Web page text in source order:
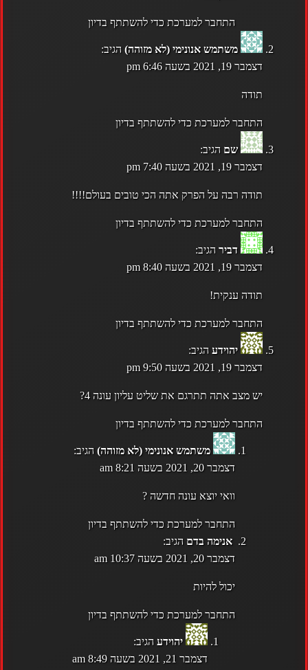
התחבר למערכת כדי להשתתף בדיון
משתמש אנונימי (לא מזוהה) הגיב:
דצמבר 19, 2021 בשעה 6:46 pm
תודה
התחבר למערכת כדי להשתתף בדיון
שם הגיב:
דצמבר 19, 2021 בשעה 7:40 pm
תודה רבה על הפרק אתה הכי טובים בעולם!!!!
התחבר למערכת כדי להשתתף בדיון
דביר הגיב:
דצמבר 19, 2021 בשעה 8:40 pm
תודה ענקית!
התחבר למערכת כדי להשתתף בדיון
יהוידע הגיב:
דצמבר 19, 2021 בשעה 9:50 pm
יש מצב אתה תתרגם את שליט עליון עונה 4?
התחבר למערכת כדי להשתתף בדיון
משתמש אנונימי (לא מזוהה) הגיב:
דצמבר 20, 2021 בשעה 8:21 am
וואי יוצא עונה חדשה ?
התחבר למערכת כדי להשתתף בדיון
אנימה בדם הגיב:
דצמבר 20, 2021 בשעה 10:37 am
יכול להיות
התחבר למערכת כדי להשתתף בדיון
יהוידע הגיב:
דצמבר 21, 2021 בשעה 8:49 am